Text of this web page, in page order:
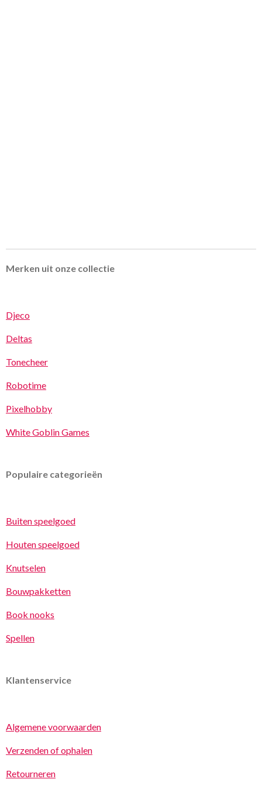
Merken uit onze collectie
Djeco
Deltas
Tonecheer
Robotime
Pixelhobby
White Goblin Games
Populaire categorieën
Buiten speelgoed
Houten speelgoed
Knutselen
Bouwpakketten
Book nooks
Spellen
Klantenservice
Algemene voorwaarden
Verzenden of ophalen
Retourneren